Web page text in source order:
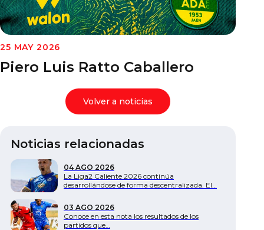
25 MAY 2026
Piero Luis Ratto Caballero
Volver a noticias
Noticias relacionadas
04 AGO 2026
La Liga2 Caliente 2026 continúa
desarrollándose de forma descentralizada. El…
03 AGO 2026
Conoce en esta nota los resultados de los
partidos que…